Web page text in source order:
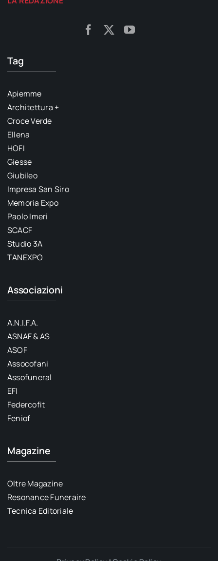
Tag
Apiemme
Architettura +
Croce Verde
Ellena
HOFI
Giesse
Giubileo
Impresa San Siro
Memoria Expo
Paolo Imeri
SCACF
Studio 3A
TANEXPO
Associazioni
A.N.I.F.A.
ASNAF & AS
ASOF
Assocofani
Assofuneral
EFI
Federcofit
Feniof
Magazine
Oltre Magazine
Resonance Funeraire
Tecnica Editoriale